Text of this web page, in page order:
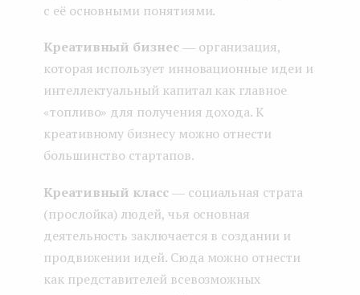
с её основными понятиями.
Креативный бизнес― организация,
которая использует инновационные идеи и
интеллектуальный капитал как главное
«топливо» для получения дохода. К
креативному бизнесу можно отнести
большинство стартапов.
Креативный класс― социальная страта
(прослойка) людей, чья основная
деятельность заключается в создании и
продвижении идей. Сюда можно отнести
как представителей всевозможных